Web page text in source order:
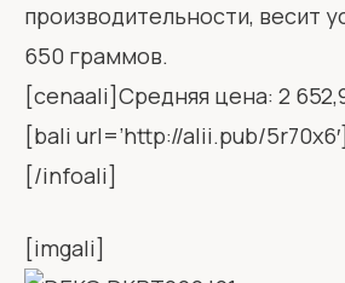
производительности, весит
650 граммов.
[cenaali]Средняя цена: 2
[bali url=’http://alii.pub/5r70x6′]
[/infoali]
[imgali]